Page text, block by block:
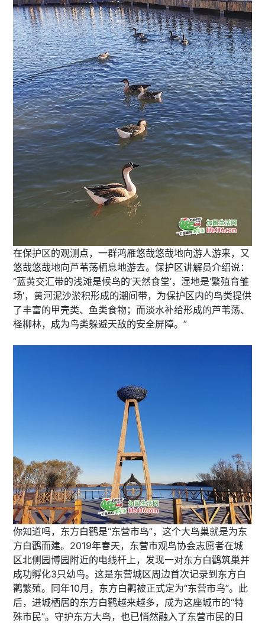
在保护区的观测点，一群鸿雁悠哉悠哉地向游人游来，又
悠哉悠哉地向芦苇荡栖息地游去。保护区讲解员介绍说：
“蓝黄交汇带的浅滩是候鸟的‘天然食堂’，湿地是‘繁殖育雏
场’，黄河泥沙淤积形成的潮间带，为保护区内的鸟类提供
了丰富的甲壳类、鱼类食物；而淡水补给形成的芦苇荡、
柽柳林，成为鸟类躲避天敌的安全屏障。”
你知道吗，东方白鹳是“东营市鸟”，这个大鸟巢就是为东
方白鹳而建。2019年春天，东营市观鸟协会志愿者在城
区北侧园博园附近的电线杆上，发现一对东方白鹳筑巢并
成功孵化3只幼鸟。这是东营城区周边首次记录到东方白
鹳繁殖。同年10月，东方白鹳被正式定为“东营市鸟”。此
后，进城栖居的东方白鹳越来越多，成为这座城市的“特
殊市民”。守护东方大鸟，也已悄然融入了东营市民的日